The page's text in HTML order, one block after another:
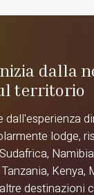
dalla
territorio
dall'esperienza
lodge,
Kenya,
destinazioni